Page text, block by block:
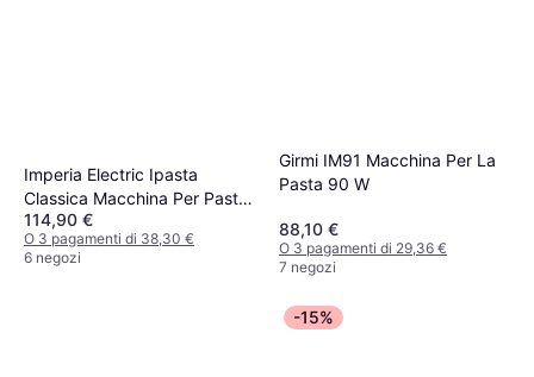
Imperia Electric Ipasta
Classica Macchina Per Pasta
Inox
114,90 €
O 3 pagamenti di 38,30 €
6 negozi
Girmi IM91 Macchina Per La
Pasta 90 W
88,10 €
O 3 pagamenti di 29,36 €
7 negozi
-15%